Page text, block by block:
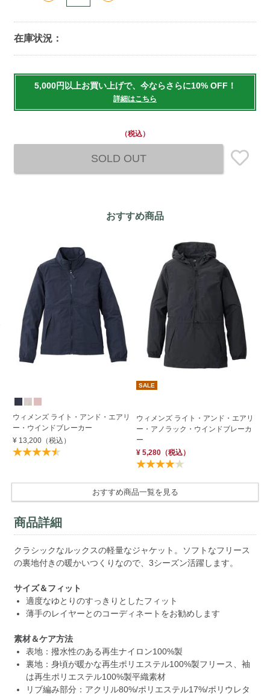
在庫状況：
to
5,000円以上お買い上げで、今ならさらに10% OFF！
詳細はこちら
（税込）
SOLD OUT
おすすめ商品
ウィメンズ ライト・アンド・エアリ
ー・ウインドブレーカー
¥ 13,200（税込）
SALE
ウィメンズ ライト・アンド・エアリ
ー・アノラック・ウインドブレーカ
ー
¥ 5,280 （税込）
おすすめ商品一覧を見る
商品詳細
クラシックなルックスの軽量なジャケット。ソフトなフリース
の裏地付きの暖かいつくりなので、3シーズン活躍します。
サイズ＆フィット
適度なゆとりのすっきりとしたフィット
薄手のレイヤーとのコーディネートをお勧めします
素材＆ケア方法
表地：撥水性のある再生ナイロン100%製
裏地：身頃が暖かな再生ポリエステル100%製フリース、袖
は再生ポリエステル100%製平織素材
リブ編み部分：アクリル80%/ポリエステル17%/ポリウレタ